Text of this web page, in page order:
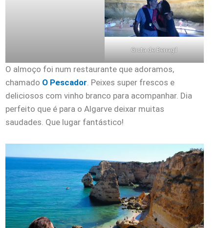
Gruta de Benagil
O almoço foi num restaurante que adoramos,
chamado O Pescador. Peixes super frescos e
deliciosos com vinho branco para acompanhar. Dia
perfeito que é para o Algarve deixar muitas
saudades. Que lugar fantástico!